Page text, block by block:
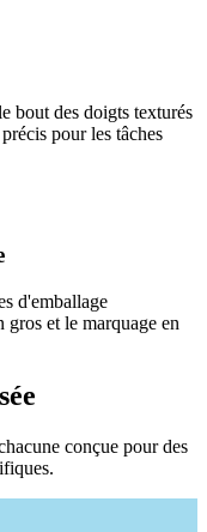
bout des doigts texturés
pour les tâches
d'emballage
et le marquage en
conçue pour des